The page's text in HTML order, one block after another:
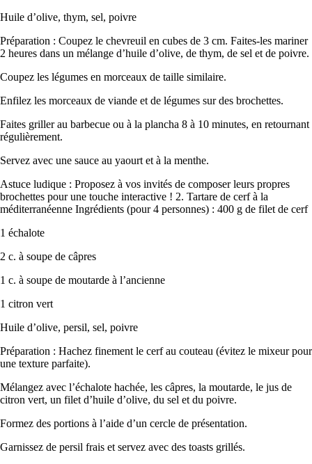
Huile d’olive, thym, sel, poivre
Préparation : Coupez le chevreuil en cubes de 3 cm. Faites-les mariner
2 heures dans un mélange d’huile d’olive, de thym, de sel et de poivre.
Coupez les légumes en morceaux de taille similaire.
Enfilez les morceaux de viande et de légumes sur des brochettes.
Faites griller au barbecue ou à la plancha 8 à 10 minutes, en retournant
régulièrement.
Servez avec une sauce au yaourt et à la menthe.
Astuce ludique : Proposez à vos invités de composer leurs propres
brochettes pour une touche interactive ! 2. Tartare de cerf à la
méditerranéenne Ingrédients (pour 4 personnes) : 400 g de filet de cerf
1 échalote
2 c. à soupe de câpres
1 c. à soupe de moutarde à l’ancienne
1 citron vert
Huile d’olive, persil, sel, poivre
Préparation : Hachez finement le cerf au couteau (évitez le mixeur pour
une texture parfaite).
Mélangez avec l’échalote hachée, les câpres, la moutarde, le jus de
citron vert, un filet d’huile d’olive, du sel et du poivre.
Formez des portions à l’aide d’un cercle de présentation.
Garnissez de persil frais et servez avec des toasts grillés.